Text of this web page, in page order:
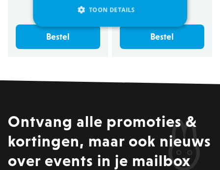
Bestel Bestel
Ontvang alle promoties &
kortingen, maar ook nieuws
over events in je mailbox
TOON DETAILS
Strikt noodzakelijke
zoals gebruikersaanmelding en accountbeheer.
Zonder strikt noodzakelijke cookies kan de
website niet correct worden gebruikt.
Provider /
Domein